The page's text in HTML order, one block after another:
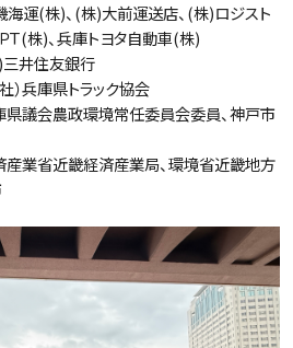
運(株)、(株)大前運送店、(株)ロジスト
)、兵庫トヨタ自動車(株)
住友銀行
県トラック協会
政環境常任委員会委員、神戸市
経済産業局、環境省近畿地方